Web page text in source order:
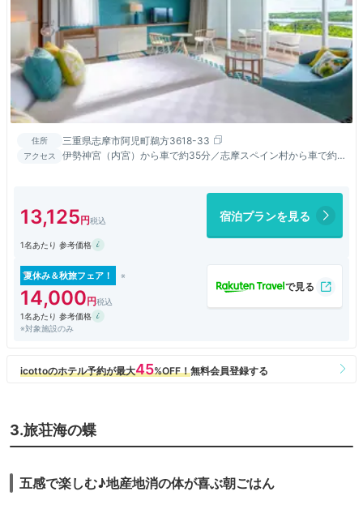
住所 三重県志摩市阿児町鵜方3618-33
アクセス
伊勢神宮（内宮）から車で約35分／志摩スペイン村から車で約
13,125 宿泊プランを見る
1名あたり 参考価格
夏休み＆秋旅フェア！
14,000
1名あたり 参考価格
※対象施設のみ
3.旅荘海の蝶
五感で楽しむ♪地産地消の体が喜ぶ朝ごはん